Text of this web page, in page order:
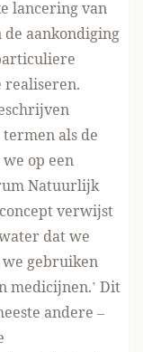
lancering van
aankondiging
als de
op een
Natuurlijk
verwijst
dat we
gebruiken
medicijnen.’ Dit
andere –